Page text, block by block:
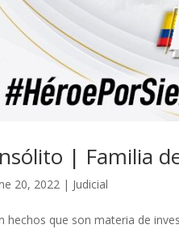
| Familia
20, 2022 | Judicial
hechos que son materia de